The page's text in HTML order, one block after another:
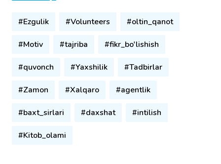
#Ezgulik #Volunteers #oltin_qanot
#Motiv #tajriba #fikr_bo'lishish
#quvonch #Yaxshilik #Tadbirlar
#Zamon #Xalqaro #agentlik
#baxt_sirlari #daxshat #intilish
#Kitob_olami